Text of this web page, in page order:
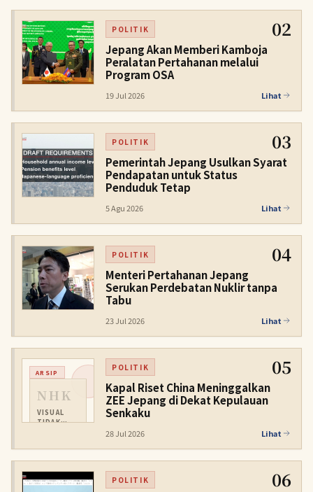
POLITIK 02
Jepang Akan Memberi Kamboja
Peralatan Pertahanan melalui
Program OSA
19 Jul 2026 Lihat
POLITIK 03
Pemerintah Jepang Usulkan Syarat
Pendapatan untuk Status
Penduduk Tetap
5 Agu 2026 Lihat
POLITIK 04
Menteri Pertahanan Jepang
Serukan Perdebatan Nuklir tanpa
Tabu
23 Jul 2026 Lihat
ARSIP
NHK
VISUAL
TIDAK
POLITIK 05
Kapal Riset China Meninggalkan
ZEE Jepang di Dekat Kepulauan
Senkaku
28 Jul 2026 Lihat
POLITIK 06